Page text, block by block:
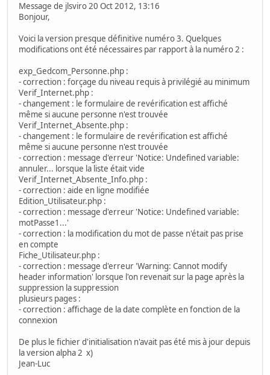
Message de jlsviro 20 Oct 2012, 13:16
Bonjour,
Voici la version presque définitive numéro 3. Quelques
modifications ont été nécessaires par rapport à la numéro 2 :
exp_Gedcom_Personne.php :
- correction : forçage du niveau requis à privilégié au minimum
Verif_Internet.php :
- changement : le formulaire de revérification est affiché
même si aucune personne n'est trouvée
Verif_Internet_Absente.php :
- changement : le formulaire de revérification est affiché
même si aucune personne n'est trouvée
- correction : message d'erreur 'Notice: Undefined variable:
annuler... lorsque la liste était vide
Verif_Internet_Absente_Info.php :
- correction : aide en ligne modifiée
Edition_Utilisateur.php :
- correction : message d'erreur 'Notice: Undefined variable:
motPasse1...'
- correction : la modification du mot de passe n'était pas prise
en compte
Fiche_Utilisateur.php :
- correction : message d'erreur 'Warning: Cannot modify
header information' lorsque l'on revenait sur la page après la
suppression la suppression
plusieurs pages :
- correction : affichage de la date complète en fonction de la
connexion
De plus le fichier d'initialisation n'avait pas été mis à jour depuis
la version alpha 2 x)
Jean-Luc